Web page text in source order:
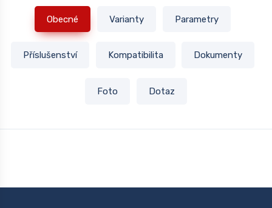
Obecné Varianty Parametry
Příslušenství Kompatibilita Dokumenty
Foto Dotaz